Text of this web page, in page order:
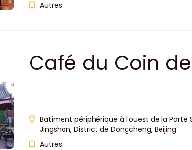
Autres
Café du Coin
Batîment périphérique à l'ouest de la Porte
Jingshan, District de Dongcheng, Beijing.
Autres